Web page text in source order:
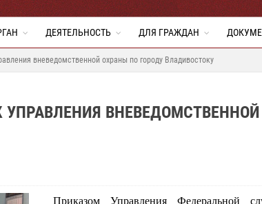
ДЕЯТЕЛЬНОСТЬ ДЛЯ ГРАЖДАН
вневедомственной охраны по городу Владивостоку
Приказом Управления Федеральной